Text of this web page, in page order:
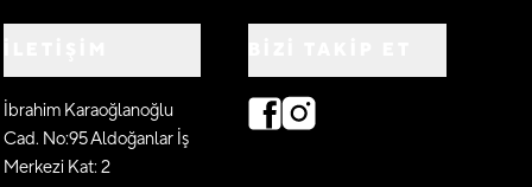
İbrahim Karaoğlanoğlu
Cad. No:95 Aldoğanlar İş
Merkezi Kat: 2